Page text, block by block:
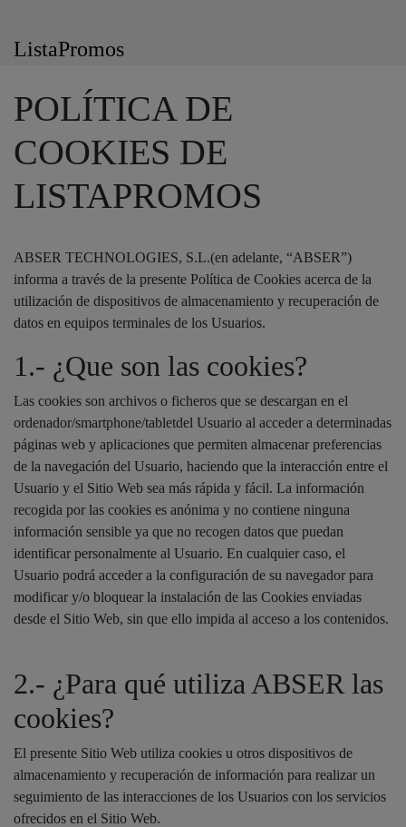
ListaPromos
POLÍTICA DE
COOKIES DE
LISTAPROMOS
ABSER TECHNOLOGIES, S.L.(en adelante, “ABSER”)
informa a través de la presente Política de Cookies acerca de la
utilización de dispositivos de almacenamiento y recuperación de
datos en equipos terminales de los Usuarios.
1.- ¿Que son las cookies?
Las cookies son archivos o ficheros que se descargan en el
ordenador/smartphone/tabletdel Usuario al acceder a determinadas
páginas web y aplicaciones que permiten almacenar preferencias
de la navegación del Usuario, haciendo que la interacción entre el
Usuario y el Sitio Web sea más rápida y fácil. La información
recogida por las cookies es anónima y no contiene ninguna
información sensible ya que no recogen datos que puedan
identificar personalmente al Usuario. En cualquier caso, el
Usuario podrá acceder a la configuración de su navegador para
modificar y/o bloquear la instalación de las Cookies enviadas
desde el Sitio Web, sin que ello impida al acceso a los contenidos.
2.- ¿Para qué utiliza ABSER las
cookies?
El presente Sitio Web utiliza cookies u otros dispositivos de
almacenamiento y recuperación de información para realizar un
seguimiento de las interacciones de los Usuarios con los servicios
ofrecidos en el Sitio Web.